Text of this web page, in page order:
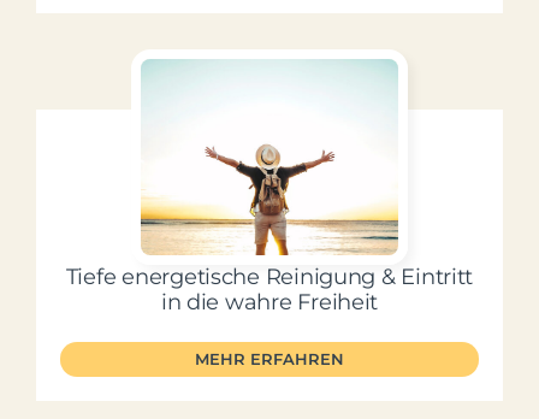
Tiefe energetische Reinigung & Eintritt
in die wahre Freiheit
MEHR ERFAHREN